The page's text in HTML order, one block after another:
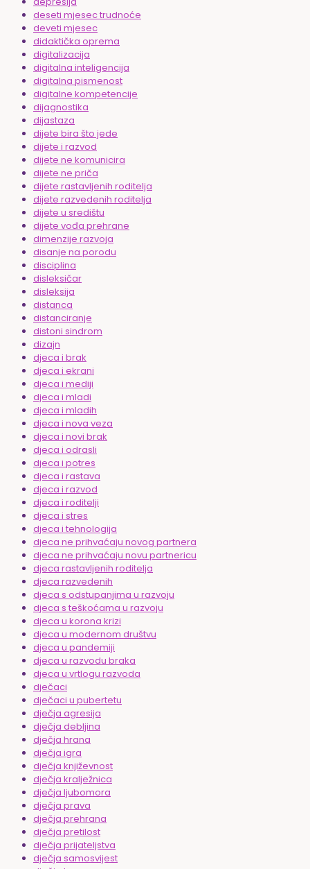
deseti mjesec trudnoće
deveti mjesec
didaktička oprema
digitalizacija
digitalna inteligencija
digitalna pismenost
digitalne kompetencije
dijagnostika
dijastaza
dijete bira što jede
dijete i razvod
dijete ne komunicira
dijete ne priča
dijete rastavljenih roditelja
dijete razvedenih roditelja
dijete u središtu
dijete vođa prehrane
dimenzije razvoja
disanje na porodu
disciplina
disleksičar
disleksija
distanca
distanciranje
distoni sindrom
dizajn
djeca i brak
djeca i ekrani
djeca i mediji
djeca i mladi
djeca i mladih
djeca i nova veza
djeca i novi brak
djeca i odrasli
djeca i potres
djeca i rastava
djeca i razvod
djeca i roditelji
djeca i stres
djeca i tehnologija
djeca ne prihvaćaju novog partnera
djeca ne prihvaćaju novu partnericu
djeca rastavljenih roditelja
djeca razvedenih
djeca s odstupanjima u razvoju
djeca s teškoćama u razvoju
djeca u korona krizi
djeca u modernom društvu
djeca u pandemiji
djeca u razvodu braka
djeca u vrtlogu razvoda
dječaci
dječaci u pubertetu
dječja agresija
dječja debljina
dječja hrana
dječja igra
dječja književnost
dječja kralježnica
dječja ljubomora
dječja prava
dječja prehrana
dječja pretilost
dječja prijateljstva
dječja samosvijest